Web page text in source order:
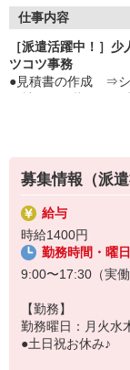
■私生活を大事にで
仕事内容
［派遣活躍中！］
ツコツ事務
●見積書の作成 ⇒シ
●仕入先の情報確認
※ほぼ電話対応なし
◎まれにあっても取
募集情報（派遣
給与
時給1400円
勤務時間・曜日
9:00〜17:30（実
【勤務】
勤務曜日：月火水
●土日祝お休み♪